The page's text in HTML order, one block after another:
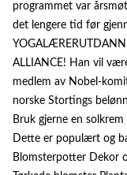
programmet var
det lengere tid før
ALLIANCE! Han vil
medlem av Nobel-
norske Stortings
Bruk gjerne en
Dette er populært og
Blomsterpotter Dekor